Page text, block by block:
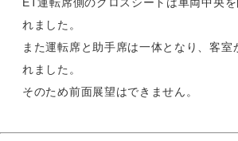
れました。
また運転席と助手席は一体となり、客室
れました。
そのため前面展望はできません。